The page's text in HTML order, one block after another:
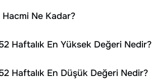
Hacmi Ne Kadar?
Haftalık En Yüksek Değeri Nedir?
Haftalık En Düşük Değeri Nedir?